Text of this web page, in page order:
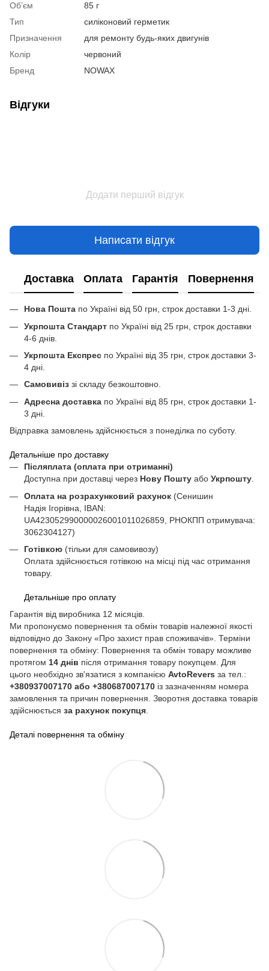
Об’єм
85 г
Тип
силіконовий герметик
Призначення
для ремонту будь-яких двигунів
Колір
червоний
Бренд
NOWAX
Відгуки
Додати перший відгук
Написати відгук
Доставка Оплата Гарантія Повернення
Нова Пошта по Україні від 50 грн, строк доставки 1-3 дні.
Укрпошта Стандарт по Україні від 25 грн, строк доставки
4-6 днів.
Укрпошта Експрес по Україні від 35 грн, строк доставки 3-
4 дні.
Самовивіз зі складу безкоштовно.
Адресна доставка по Україні від 85 грн, строк доставки 1-
3 дні.
Відправка замовлень здійснюється з понеділка по суботу.
Детальніше про доставку
Післяплата (оплата при отриманні)
Доступна при доставці через Нову Пошту або Укрпошту.
Оплата на розрахунковий рахунок (Сенишин
Надія Ігорівна, IBAN:
UA423052990000026001011026859, РНОКПП отримувача:
3062304127)
Готівкою (тільки для самовивозу)
Оплата здійснюється готівкою на місці під час отримання
товару.
Детальніше про оплату
Гарантія від виробника 12 місяців.
Ми пропонуємо повернення та обмін товарів належної якості
відповідно до Закону «Про захист прав споживачів». Терміни
повернення та обміну: Повернення та обмін товару можливе
протягом 14 днів після отримання товару покупцем. Для
цього необхідно зв'язатися з компанією AvtoRevers за тел.:
+380937007170 або +380687007170 із зазначенням номера
замовлення та причин повернення. Зворотня доставка товарів
здійснюється за рахунок покупця.
Деталі повернення та обміну